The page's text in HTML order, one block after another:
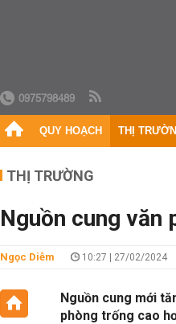
0975798489
QUY HOẠCH THỊ
THỊ TRƯỜNG
Nguồn cung văn
Ngọc Diễm 10:27 | 27/02/2024
Nguồn cung mới
phòng trống cao